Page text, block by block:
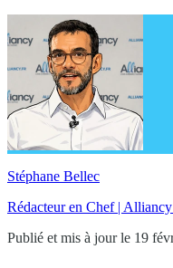
Stéphane Bellec
Rédacteur en Chef |
Publié et mis à jour le 19